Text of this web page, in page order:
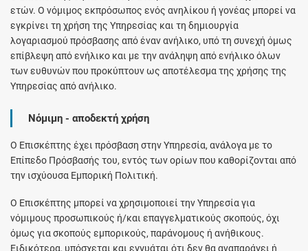
ετών. Ο νόμιμος εκπρόσωπος ενός ανηλίκου ή γονέας μπορεί να
εγκρίνει τη χρήση της Υπηρεσίας και τη δημιουργία
λογαριασμού πρόσβασης από έναν ανήλικο, υπό τη συνεχή όμως
επίβλεψη από ενήλικο και με την ανάληψη από ενήλικο όλων
των ευθυνών που προκύπτουν ως αποτέλεσμα της χρήσης της
Υπηρεσίας από ανήλικο.
Νόμιμη - αποδεκτή χρήση
Ο Επισκέπτης έχει πρόσβαση στην Υπηρεσία, ανάλογα με το
Επίπεδο Πρόσβασής του, εντός των ορίων που καθορίζονται από
την ισχύουσα Εμπορική Πολιτική.
Ο Επισκέπτης μπορεί να χρησιμοποιεί την Υπηρεσία για
νόμιμους προσωπικούς ή/και επαγγελματικούς σκοπούς, όχι
όμως για σκοπούς εμπορικούς, παράνομους ή ανήθικους.
Ειδικότερα, υπόσχεται και εγγυάται ότι δεν θα αναπαράγει ή